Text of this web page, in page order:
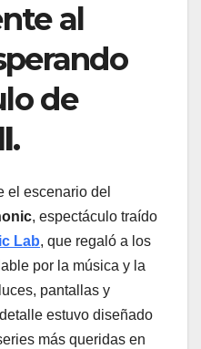
al
de
.
el escenario del
, espectáculo traído
Lab, que regaló a los
por la música y la
pantallas y
estuvo diseñado
más queridas en